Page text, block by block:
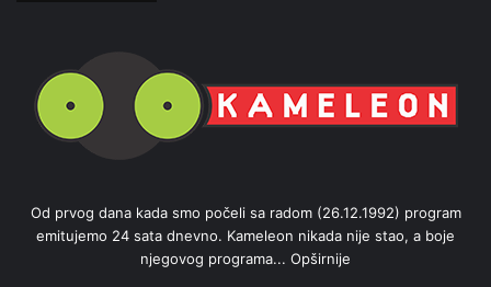
Od prvog dana kada smo počeli sa radom (26.12.1992) program
emitujemo 24 sata dnevno. Kameleon nikada nije stao, a boje
njegovog programa... Opširnije